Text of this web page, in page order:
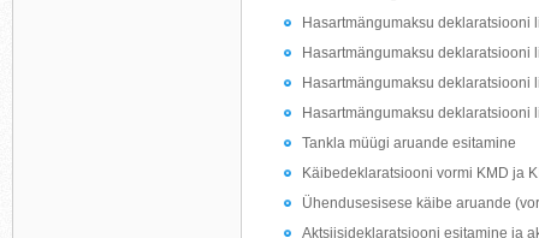
Hasartmängumaksu deklaratsiooni
Hasartmängumaksu deklaratsiooni
Hasartmängumaksu deklaratsiooni
Hasartmängumaksu deklaratsiooni
Tankla müügi aruande esitamine
Käibedeklaratsiooni vormi KMD ja
Ühendusesisese käibe aruande
Aktsiisideklaratsiooni esitamine ja